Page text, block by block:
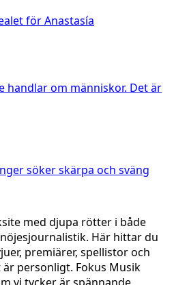
för Anastasía
handlar om människor. Det är
söker skärpa och sväng
med djupa rötter i både
Här hittar du
premiärer, spellistor och
personligt. Fokus Musik